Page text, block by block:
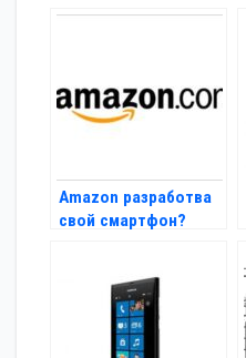
своя Windows Phonе
Amazon разработва
свой смартфон?